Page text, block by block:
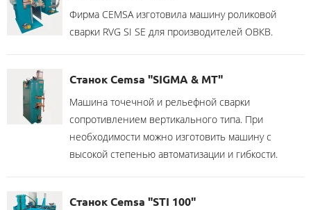
Фирма CEMSA изготовила машину роликовой
сварки RVG SI SE для производителей ОВКВ.
Станок Cemsa "SIGMA & MT"
Машина точечной и рельефной сварки
сопротивлением вертикального типа. При
необходимости можно изготовить машину с
высокой степенью автоматизации и гибкости.
Станок Cemsa "STI 100"